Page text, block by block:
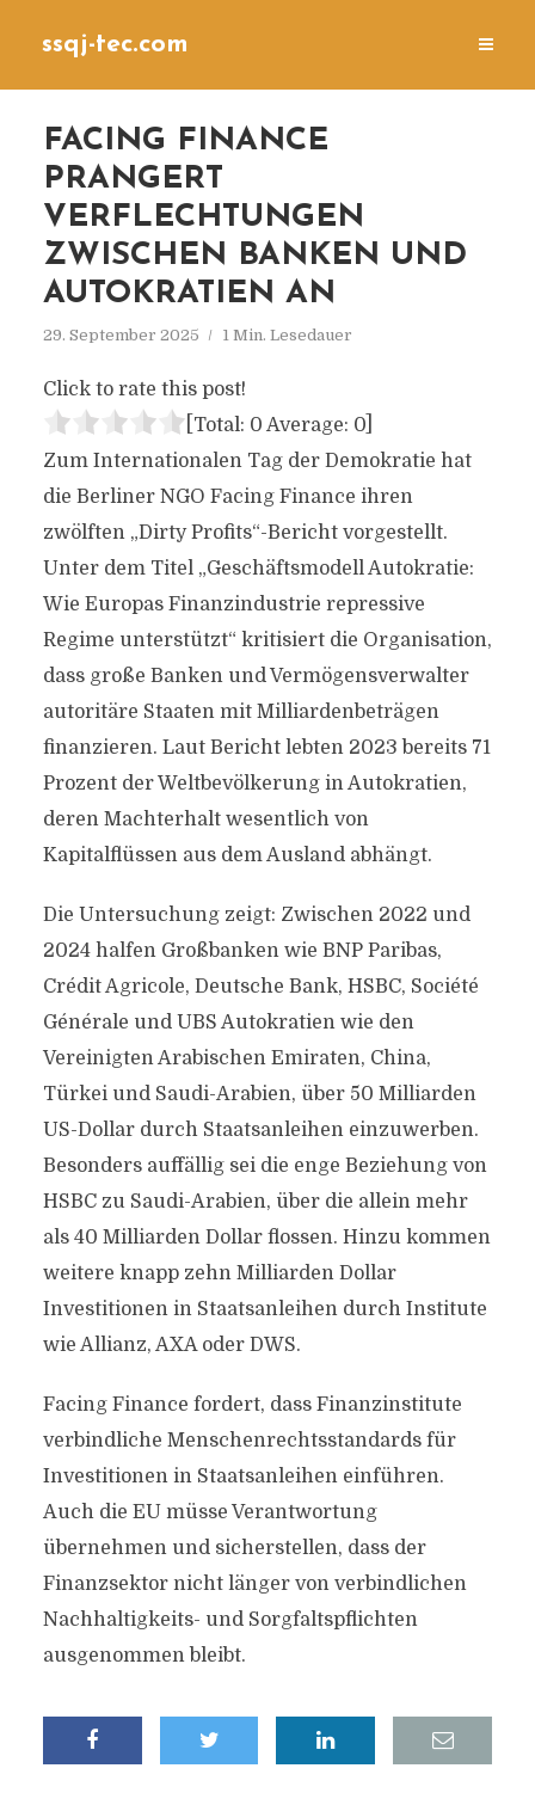
ssqj-tec.com
FACING FINANCE
PRANGERT
VERFLECHTUNGEN
ZWISCHEN BANKEN UND
AUTOKRATIEN AN
29. September 2025 1 Min. Lesedauer
Click to rate this post!
[Total: 0 Average: 0]
Zum Internationalen Tag der Demokratie hat
die Berliner NGO Facing Finance ihren
zwölften „Dirty Profits“-Bericht vorgestellt.
Unter dem Titel „Geschäftsmodell Autokratie:
Wie Europas Finanzindustrie repressive
Regime unterstützt“ kritisiert die Organisation,
dass große Banken und Vermögensverwalter
autoritäre Staaten mit Milliardenbeträgen
finanzieren. Laut Bericht lebten 2023 bereits 71
Prozent der Weltbevölkerung in Autokratien,
deren Machterhalt wesentlich von
Kapitalflüssen aus dem Ausland abhängt.
Die Untersuchung zeigt: Zwischen 2022 und
2024 halfen Großbanken wie BNP Paribas,
Crédit Agricole, Deutsche Bank, HSBC, Société
Générale und UBS Autokratien wie den
Vereinigten Arabischen Emiraten, China,
Türkei und Saudi-Arabien, über 50 Milliarden
US-Dollar durch Staatsanleihen einzuwerben.
Besonders auffällig sei die enge Beziehung von
HSBC zu Saudi-Arabien, über die allein mehr
als 40 Milliarden Dollar flossen. Hinzu kommen
weitere knapp zehn Milliarden Dollar
Investitionen in Staatsanleihen durch Institute
wie Allianz, AXA oder DWS.
Facing Finance fordert, dass Finanzinstitute
verbindliche Menschenrechtsstandards für
Investitionen in Staatsanleihen einführen.
Auch die EU müsse Verantwortung
übernehmen und sicherstellen, dass der
Finanzsektor nicht länger von verbindlichen
Nachhaltigkeits- und Sorgfaltspflichten
ausgenommen bleibt.